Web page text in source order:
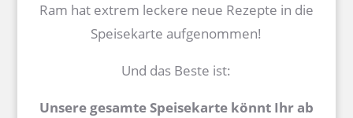
Ram hat extrem leckere neue Rezepte in die
Speisekarte aufgenommen!
Und das Beste ist:
Unsere gesamte Speisekarte könnt Ihr ab